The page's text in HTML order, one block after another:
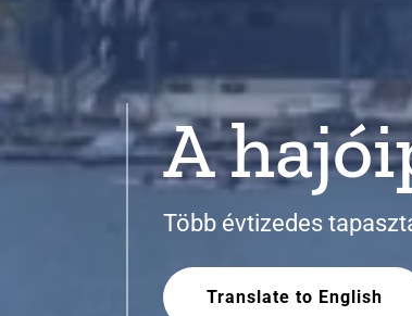
A
Több évtizedes
Translate to English